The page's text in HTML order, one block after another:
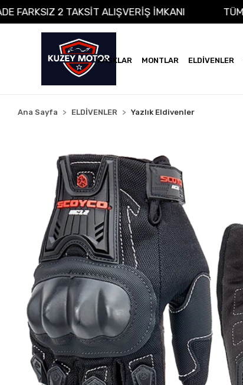
VADE FARKSIZ 2 TAKSİT ALIŞVERİŞ İMKANI
KASKLAR MONTLAR ELDİVENLER
Ana Sayfa ELDİVENLER Yazlık Eldivenler